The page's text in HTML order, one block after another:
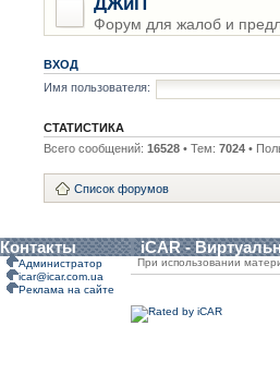
Форум для жалоб и
ВХОД
Имя пользователя:
СТАТИСТИКА
Всего сообщений: 16528 • Тем: 7024 •
Список форумов
Контакты iCAR -
Администратор
icar@icar.com.ua
Реклама на сайте
При использовании